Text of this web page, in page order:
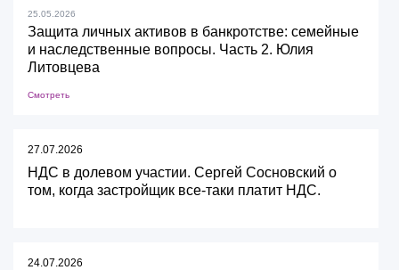
25.05.2026
Защита личных активов в банкротстве: семейные
и наследственные вопросы. Часть 2. Юлия
Литовцева
Смотреть
27.07.2026
НДС в долевом участии. Сергей Сосновский о
том, когда застройщик все-таки платит НДС.
24.07.2026